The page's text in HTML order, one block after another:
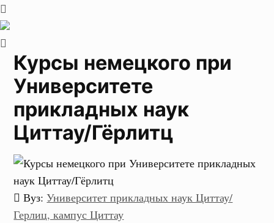
Курсы немецкого при
Университете
прикладных наук
Циттау/Гёрлитц
Вуз:Университет прикладных наук Циттау/
Герлиц, кампус Циттау